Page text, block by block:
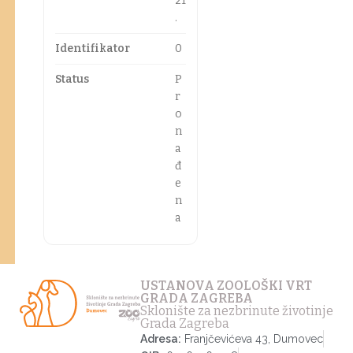
.
Identifikator 0
Status
P
r
o
n
a
đ
e
n
a
USTANOVA ZOOLOŠKI VRT
GRADA ZAGREBA
Sklonište za nezbrinute životinje
Grada Zagreba
Adresa: Franjčevićeva 43, Dumovec